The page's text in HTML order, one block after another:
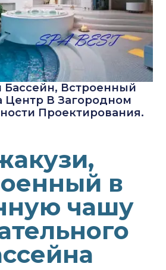
Бассейн, Встроенный
Центр В Загородном
Проектирования.
в
чашу